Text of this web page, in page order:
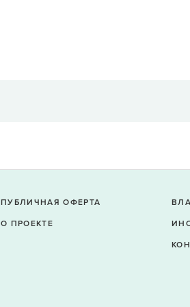
ПУБЛИЧНАЯ ОФЕРТА
О ПРОЕКТЕ